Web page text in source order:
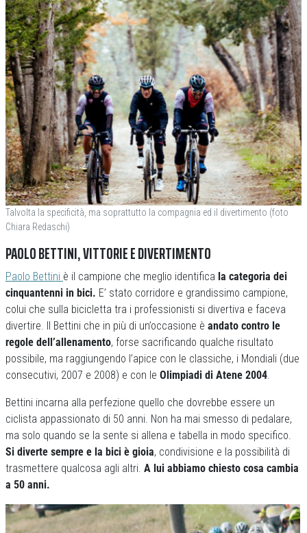
Talvolta la specificità, ma soprattutto la compagnia ed il divertimento (foto
Chiara Redaschi)
PAOLO BETTINI, VITTORIE E DIVERTIMENTO
Paolo Bettini è il campione che meglio identifica la categoria dei
cinquantenni in bici. E’ stato corridore e grandissimo campione,
colui che sulla bicicletta tra i professionisti si divertiva e faceva
divertire. Il Bettini che in più di un’occasione è andato contro le
regole dell’allenamento, forse sacrificando qualche risultato
possibile, ma raggiungendo l’apice con le classiche, i Mondiali (due
consecutivi, 2007 e 2008) e con le Olimpiadi di Atene 2004.
Bettini incarna alla perfezione quello che dovrebbe essere un
ciclista appassionato di 50 anni. Non ha mai smesso di pedalare,
ma solo quando se la sente si allena e tabella in modo specifico.
Si diverte sempre e la bici è gioia, condivisione e la possibilità di
trasmettere qualcosa agli altri. A lui abbiamo chiesto cosa cambia
a 50 anni.